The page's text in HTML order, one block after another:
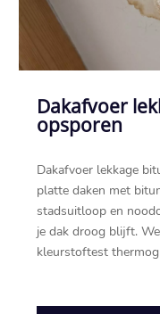
Dakafvoer
opsporen
Dakafvoer lekkage
platte daken met
stadsuitloop en
je dak droog blijft.​
kleurstoftest